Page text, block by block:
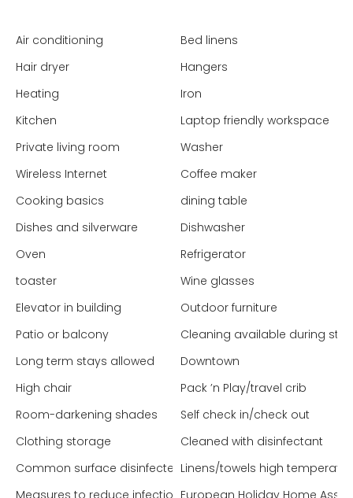
Air conditioning
Bed linens
Hair dryer
Hangers
Heating
Iron
Kitchen
Laptop friendly workspace
Private living room
Washer
Wireless Internet
Coffee maker
Cooking basics
dining table
Dishes and silverware
Dishwasher
Oven
Refrigerator
toaster
Wine glasses
Elevator in building
Outdoor furniture
Patio or balcony
Cleaning available during stay
Long term stays allowed
Downtown
High chair
Pack ’n Play/travel crib
Room-darkening shades
Self check in/check out
Clothing storage
Cleaned with disinfectant
Common surface disinfectedLinens/towels high
Measures to reduce infection (Spain)European Holiday Home